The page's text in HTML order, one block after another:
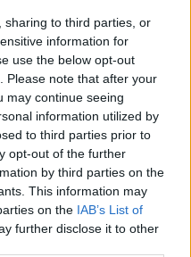
sharing to third parties, or
information for
use the below opt-out
Please note that after your
may continue seeing
information utilized by
to third parties prior to
opt-out of the further
by third parties on the
This information may
on the IAB’s List of
further disclose it to other
noi le autrici di tutto.
una grossa mano con i loro
che hanno da insegnarci
consigli e le loro critiche...
e senza di loro sarebbe stato
abbiamo potuto già realizzare
all'inizio di un lungo
riguarda la produzione
qualcuno porta un'idea e la
campo che gli compete.
Cecchetti, padre di Jacopo,
gestisce le comunicazioni e i